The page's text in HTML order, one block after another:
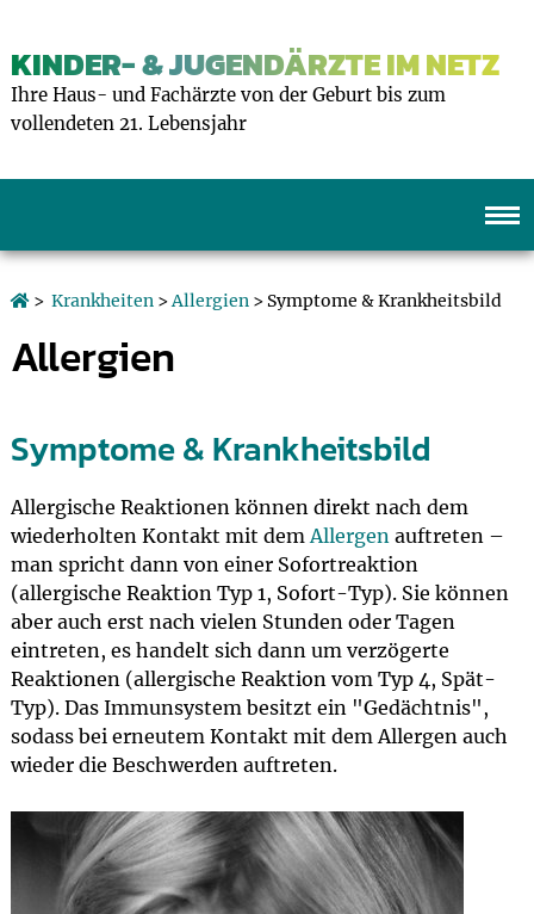
KINDER- & JUGENDÄRZTE IM NETZ
Ihre Haus- und Fachärzte von der Geburt bis zum
vollendeten 21. Lebensjahr
> Krankheiten>Allergien> Symptome & Krankheitsbild
Allergien
Symptome & Krankheitsbild
Allergische Reaktionen können direkt nach dem
wiederholten Kontakt mit demAllergenauftreten –
man spricht dann von einer Sofortreaktion
(allergische Reaktion Typ 1, Sofort-Typ). Sie können
aber auch erst nach vielen Stunden oder Tagen
eintreten, es handelt sich dann um verzögerte
Reaktionen (allergische Reaktion vom Typ 4, Spät-
Typ). Das Immunsystem besitzt ein "Gedächtnis",
sodass bei erneutem Kontakt mit dem Allergen auch
wieder die Beschwerden auftreten.